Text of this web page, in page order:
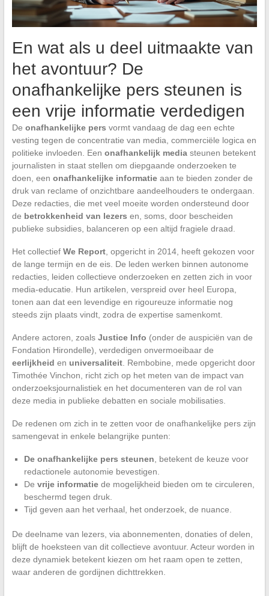
En wat als u deel uitmaakte van
het avontuur? De
onafhankelijke pers steunen is
een vrije informatie verdedigen
De onafhankelijke pers vormt vandaag de dag een echte
vesting tegen de concentratie van media, commerciële logica en
politieke invloeden. Een onafhankelijk mediasteunen betekent
journalisten in staat stellen om diepgaande onderzoeken te
doen, een onafhankelijke informatieaan te bieden zonder de
druk van reclame of onzichtbare aandeelhouders te ondergaan.
Deze redacties, die met veel moeite worden ondersteund door
de betrokkenheid van lezers en, soms, door bescheiden
publieke subsidies, balanceren op een altijd fragiele draad.
Het collectief We Report, opgericht in 2014, heeft gekozen voor
de lange termijn en de eis. De leden werken binnen autonome
redacties, leiden collectieve onderzoeken en zetten zich in voor
media-educatie. Hun artikelen, verspreid over heel Europa,
tonen aan dat een levendige en rigoureuze informatie nog
steeds zijn plaats vindt, zodra de expertise samenkomt.
Andere actoren, zoals Justice Info (onder de auspiciën van de
Fondation Hirondelle), verdedigen onvermoeibaar de
eerlijkheid en universaliteit. Rembobine, mede opgericht door
Timothée Vinchon, richt zich op het meten van de impact van
onderzoeksjournalistiek en het documenteren van de rol van
deze media in publieke debatten en sociale mobilisaties.
De redenen om zich in te zetten voor de onafhankelijke pers zijn
samengevat in enkele belangrijke punten:
De onafhankelijke pers steunen , betekent de keuze voor
redactionele autonomie bevestigen.
De vrije informatiede mogelijkheid bieden om te circuleren,
beschermd tegen druk.
Tijd geven aan het verhaal, het onderzoek, de nuance.
De deelname van lezers, via abonnementen, donaties of delen,
blijft de hoeksteen van dit collectieve avontuur. Acteur worden in
deze dynamiek betekent kiezen om het raam open te zetten,
waar anderen de gordijnen dichttrekken.